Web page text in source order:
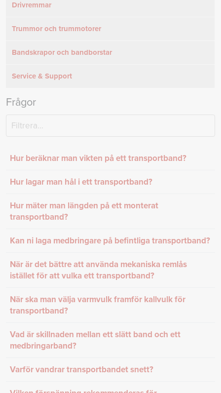
Drivremmar
Trummor och trummotorer
Bandskrapor och bandborstar
Service & Support
Frågor
Hur beräknar man vikten på ett transportband?
Hur lagar man hål i ett transportband?
Hur mäter man längden på ett monterat
transportband?
Kan ni laga medbringare på befintliga transportband?
När är det bättre att använda mekaniska remlås
istället för att vulka ett transportband?
När ska man välja varmvulk framför kallvulk för
transportband?
Vad är skillnaden mellan ett slätt band och ett
medbringarband?
Varför vandrar transportbandet snett?